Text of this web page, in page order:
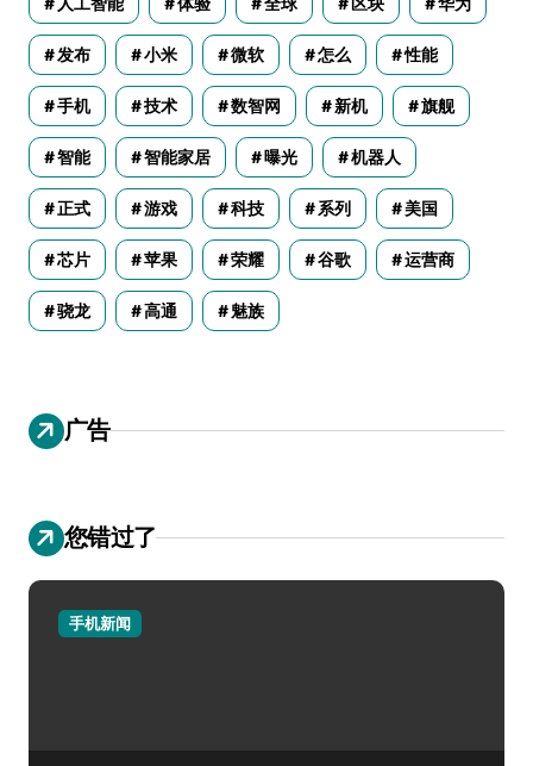
发布 小米 微软 怎么 性能
手机 技术 数智网 新机 旗舰
智能 智能家居 曝光 机器人
正式 游戏 科技 系列 美国
芯片 苹果 荣耀 谷歌 运营商
骁龙 高通 魅族
广告
您错过了
手机新闻